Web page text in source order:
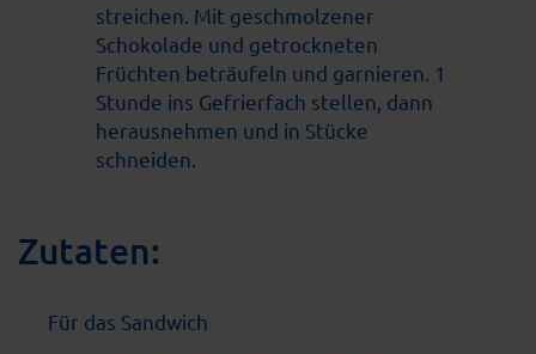
streichen. Mit geschmolzener
Schokolade und getrockneten
Früchten beträufeln und garnieren. 1
Stunde ins Gefrierfach stellen, dann
herausnehmen und in Stücke
schneiden.
Zutaten:
Für das Sandwich